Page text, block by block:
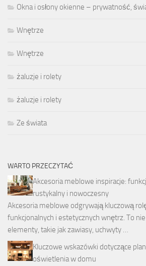
Okna i osłony okienne – prywatność,
Wnętrze
Wnętrze
żaluzje i rolety
żaluzje i rolety
Ze świata
WARTO PRZECZYTAĆ
Akcesoria meblowe inspiracje:
rustykalny i nowoczesny
Akcesoria meblowe odgrywają kluczową
funkcjonalnych i estetycznych wnętrz. To
elementy, takie jak zawiasy, uchwyty …
Kluczowe wskazówki dotyczące
oświetlenia w domu